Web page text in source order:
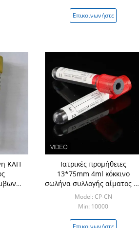
Επικοινωνήστε
ΚΑΠ
Ιατρικές προμήθειες
13*75mm 4ml κόκκινο
σωλήνα συλλογής αίματος με
κίτρινο χρώμα και
ενεργοποιητή θρόμβου
Model: CP-CN
Min: 10000
Επικοινωνήστε